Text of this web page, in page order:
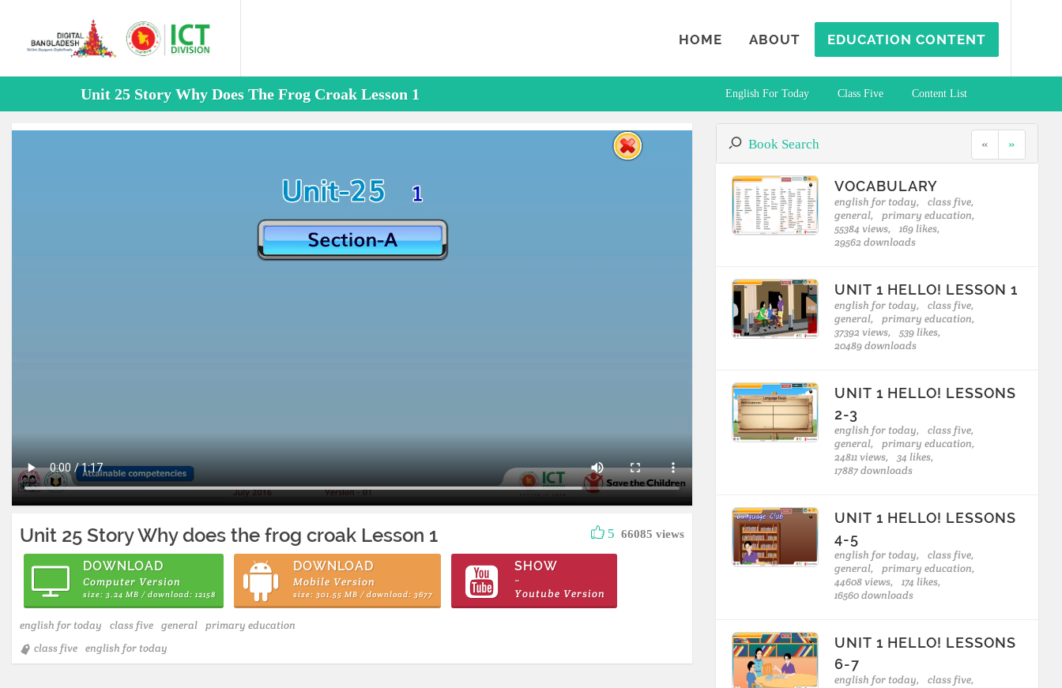
HOME ABOUT EDUCATION CONTENT
Unit 25 Story Why Does The Frog Croak Lesson 1 English For Today Class Five Content List
Unit 25 Story Why does the frog croak Lesson 1 5 66085 views
DOWNLOAD
Computer Version
size: 3.24 MB / download: 12158
DOWNLOAD
Mobile Version
size: 301.55 MB / download: 3677
SHOW
~
Youtube Version
english for today class five general primary education
class five english for today
Book Search « »
VOCABULARY
english for today,
class five,
general,
primary education,
55384 views,
169 likes,
29562 downloads
UNIT 1 HELLO! LESSON 1
english for today,
class five,
general,
primary education,
37392 views,
539 likes,
20489 downloads
UNIT 1 HELLO! LESSONS
2-3
english for today,
class five,
general,
primary education,
24811 views,
34 likes,
17887 downloads
UNIT 1 HELLO! LESSONS
4-5
english for today,
class five,
general,
primary education,
44608 views,
174 likes,
16560 downloads
UNIT 1 HELLO! LESSONS
6-7
english for today,
class five,